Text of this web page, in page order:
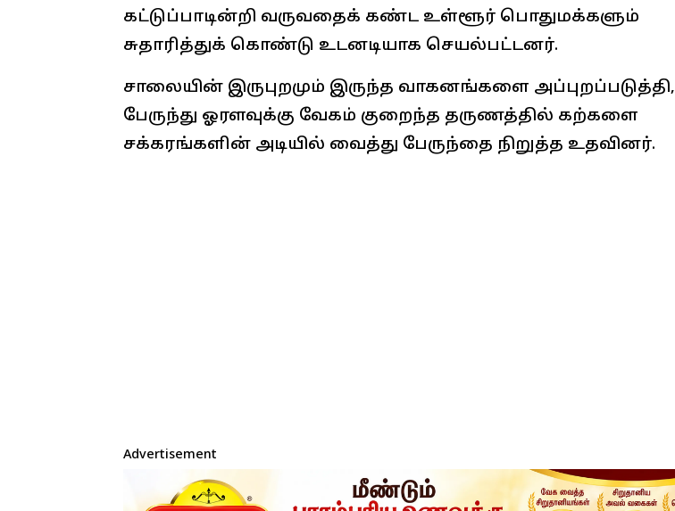
கட்டுப்பாடின்றி வருவதைக் கண்ட உள்ளூர் பொதுமக்களும்
சுதாரித்துக் கொண்டு உடனடியாக செயல்பட்டனர்.
சாலையின் இருபுறமும் இருந்த வாகனங்களை அப்புறப்படுத்தி,
பேருந்து ஓரளவுக்கு வேகம் குறைந்த தருணத்தில் கற்களை
சக்கரங்களின் அடியில் வைத்து பேருந்தை நிறுத்த உதவினர்.
Advertisement